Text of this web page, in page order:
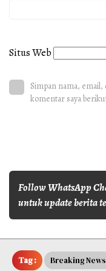
Situs Web
Simpan nama,
komentar saya
Follow WhatsApp
untuk update berita
Tag : Breaking News